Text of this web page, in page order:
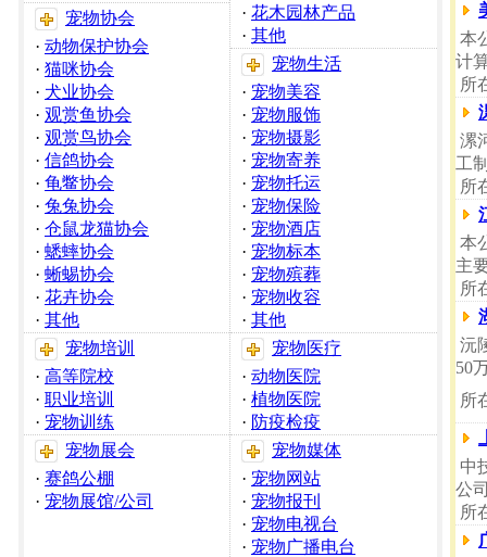
宠物协会
· 动物保护协会
· 猫咪协会
· 犬业协会
· 观赏鱼协会
· 观赏鸟协会
· 信鸽协会
· 龟鳖协会
· 兔兔协会
· 仓鼠龙猫协会
· 蟋蟀协会
· 蜥蜴协会
· 花卉协会
· 其他
宠物培训
· 高等院校
· 职业培训
· 宠物训练
宠物展会
· 赛鸽公棚
· 宠物展馆/公司
· 花木园林产品
· 其他
宠物生活
· 宠物美容
· 宠物服饰
· 宠物摄影
· 宠物寄养
· 宠物托运
· 宠物保险
· 宠物酒店
· 宠物标本
· 宠物殡葬
· 宠物收容
· 其他
宠物医疗
· 动物医院
· 植物医院
· 防疫检疫
宠物媒体
· 宠物网站
· 宠物报刊
· 宠物电视台
· 宠物广播电台
本
计
所
漯
工
所
本
主
所
沅
50
所
中
公
所